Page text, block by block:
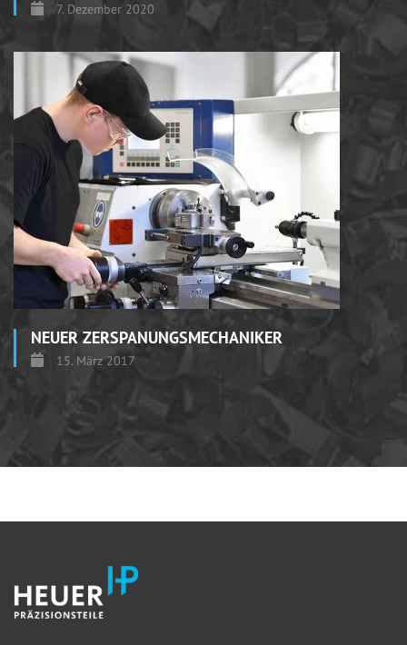
7. Dezember 2020
NEUER ZERSPANUNGSMECHANIKER
15. März 2017